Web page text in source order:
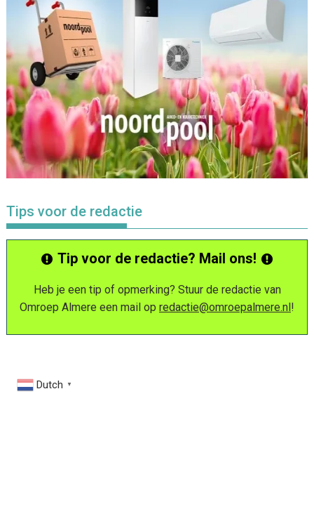
Tips voor de redactie
Tip voor de redactie? Mail ons!
Heb je een tip of opmerking? Stuur de redactie van
Omroep Almere een mail op redactie@omroepalmere.nl!
Dutch ▼